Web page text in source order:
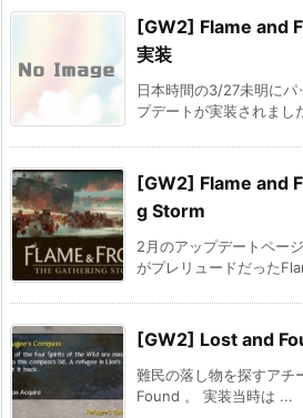
[GW2] Flame and
実装
日本時間の3/27未明にパ
プデートが実装されまし
[GW2] Flame and
g Storm
2月のアップデートペー
がプレリュードだった
[GW2] Lost and
難民の落し物を探すア
Found 。 実装当時は ...